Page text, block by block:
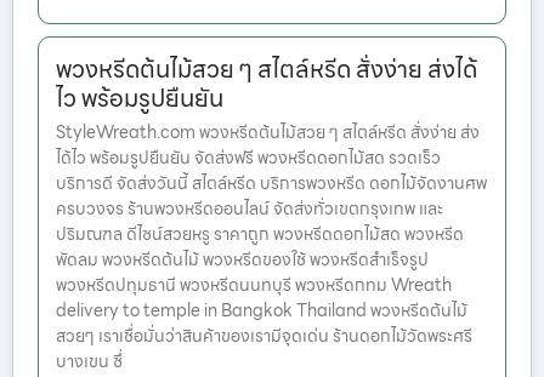
พวงหรีดต้นไม้สวย ๆ สไตล์หรีด สั่งง่าย ส่งได้
ไว พร้อมรูปยืนยัน
StyleWreath.com พวงหรีดต้นไม้สวย ๆ สไตล์หรีด สั่งง่าย ส่ง
ได้ไว พร้อมรูปยืนยัน จัดส่งฟรี พวงหรีดดอกไม้สด รวดเร็ว
บริการดี จัดส่งวันนี้ สไตล์หรีด บริการพวงหรีด ดอกไม้จัดงานศพ
ครบวงจร ร้านพวงหรีดออนไลน์ จัดส่งทั่วเขตกรุงเทพ และ
ปริมณฑล ดีไซน์สวยหรู ราคาถูก พวงหรีดดอกไม้สด พวงหรีด
พัดลม พวงหรีดต้นไม้ พวงหรีดของใช้ พวงหรีดสำเร็จรูป
พวงหรีดปทุมธานี พวงหรีดนนทบุรี พวงหรีดกทม Wreath
delivery to temple in Bangkok Thailand พวงหรีดต้นไม้
สวยๆ เราเชื่อมั่นว่าสินค้าของเรามีจุดเด่น ร้านดอกไม้วัดพระศรี
บางเขน ซึ่